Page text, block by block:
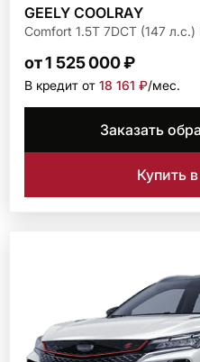
GEELY COOLRAY
Comfort 1.5T 7DCT (147 л.с.)
от 1 525 000 ₽
В кредит от 18 161 ₽/мec.
Заказать
Купить